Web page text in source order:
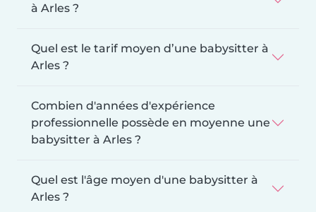
à Arles ?
Quel est le tarif moyen d’une babysitter à
Arles ?
Combien d'années d'expérience
professionnelle possède en moyenne une
babysitter à Arles ?
Quel est l'âge moyen d'une babysitter à
Arles ?